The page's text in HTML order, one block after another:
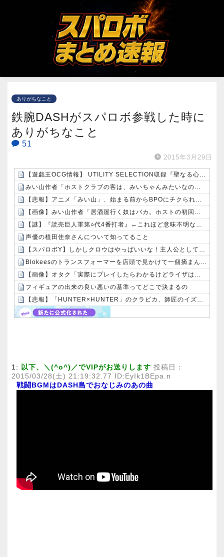
ありがちなこと
鉄腕DASHがスパロボ参戦した時に
ありがちなこと
51
2015年3月29日
【遊戯王OCG情報】 UTILITY SELECTION収録『聖なる心のバリア －マインドフォース－』実物画像
みい山作者「ホストクラブの客は、みいちゃんみたいなのばっか」
【悲報】アニメ「みい山」、始まる前からBPOにチクられるｗｗｗｗ
【画像】みい山作者「居酒屋行く奴はバカ。ホストの初回なら居酒屋より安く飲めてイケメンにチヤホヤされる」
【謎】『読売巨人軍第○代4番打者』←これほど意味不明な称号ってないよな
声優の植田佳奈さんについて知ってること
【スパロボY】しかしクロウはやっぱいいな！主人公として魅力的すぎる…！
Blokeesのトランスフォーマーを店頭で見かけて一個摘まんだんだけどカッコいいね
【画像】オタク「実際にプレイしたらわかるけどライザは友達って感じで性的な目では見れないｗ」←これｗｗｗｗ：26/08/06のニュース
フィギュアの出来の良い悪いの基準ってどこで決まるの
【悲報】「HUNTER×HUNTER」のクラピカ、師匠のイズナビに対する態度が本当に酷い！！
1: 以下、＼(^o^)／でVIPがお送りします 投稿日：
2015/03/28(土) 21:19:32.77 ID:EyIk1BEpa.n
戦闘BGMはDASH島でおなじみのあの曲